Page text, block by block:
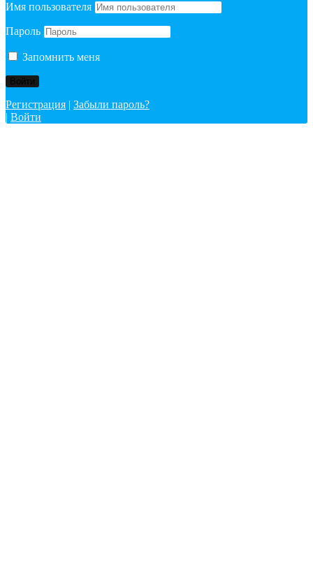
Имя пользователя
Пароль
Запомнить меня
Регистрация | Забыли пароль?
| Войти